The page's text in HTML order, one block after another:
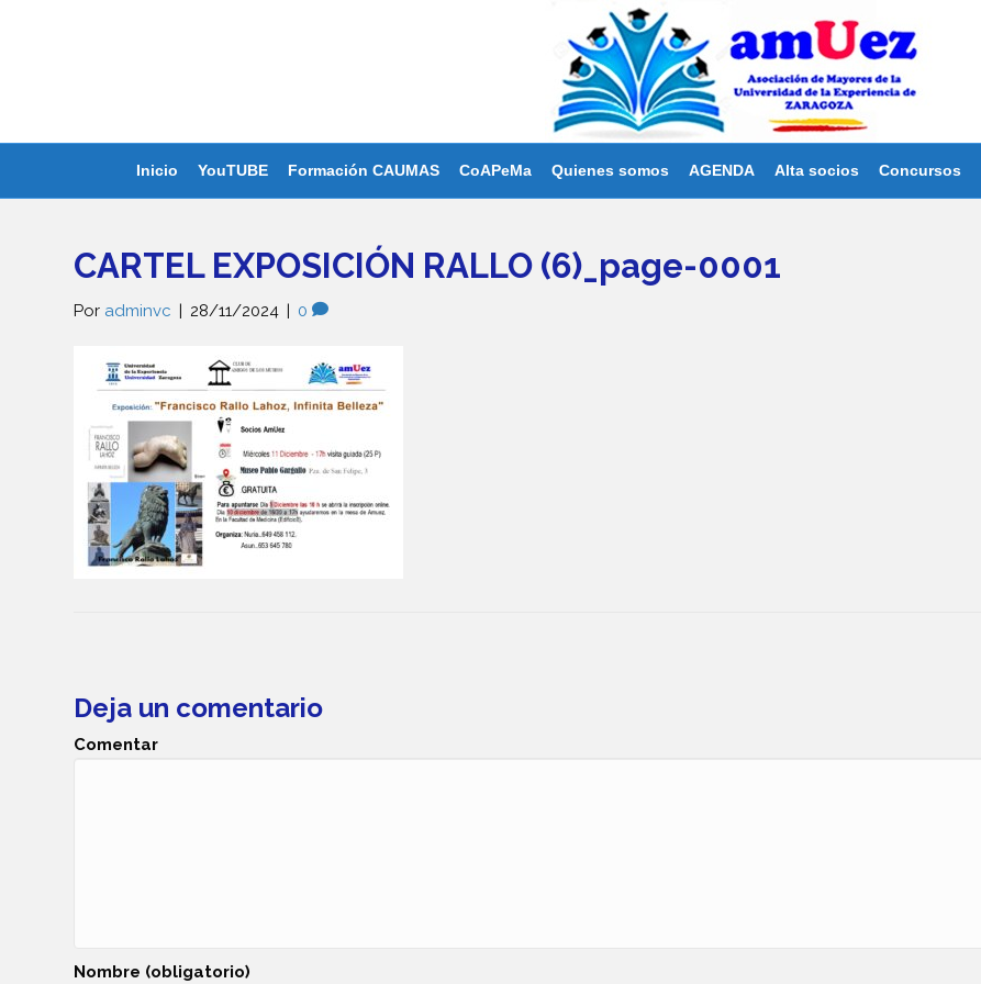
Inicio YouTUBE Formación CAUMAS CoAPeMa Quienes somos AGENDA Alta socios Concursos
CARTEL EXPOSICIÓN RALLO (6)_page-0001
Por adminvc | 28/11/2024 | 0
Deja un comentario
Comentar
Nombre (obligatorio)